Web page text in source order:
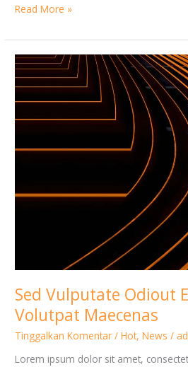
Read More »
Sed Vulputate Odiout
Volutpat Maecenas
Tinggalkan Komentar /Hot,News /
Lorem ipsum dolor sit amet,
Sed
Vulputate
Volutpat